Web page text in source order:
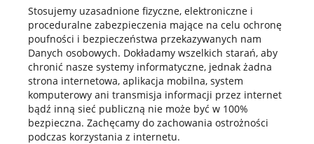
Stosujemy uzasadnione fizyczne, elektroniczne i
proceduralne zabezpieczenia mające na celu ochronę
poufności i bezpieczeństwa przekazywanych nam
Danych osobowych. Dokładamy wszelkich starań, aby
chronić nasze systemy informatyczne, jednak żadna
strona internetowa, aplikacja mobilna, system
komputerowy ani transmisja informacji przez internet
bądź inną sieć publiczną nie może być w 100%
bezpieczna. Zachęcamy do zachowania ostrożności
podczas korzystania z internetu.